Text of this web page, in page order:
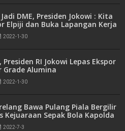
DME, Presiden Jokowi : Kita
Elpiji dan Buka Lapangan Kerja
2022-1-30
RI Jokowi Lepas Ekspor
Grade Alumina
2022-1-30
Bawa Pulang Piala Bergilir
Kejuaraan Sepak Bola Kapolda
2022
2022-7-3